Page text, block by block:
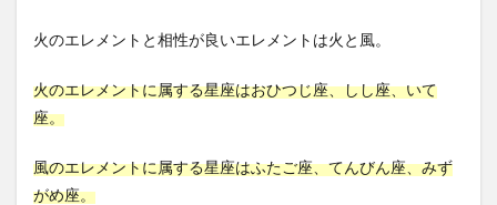
火のエレメントと相性が良いエレメントは火と風。
火のエレメントに属する星座はおひつじ座、しし座、いて
座。
風のエレメントに属する星座はふたご座、てんびん座、みず
がめ座。